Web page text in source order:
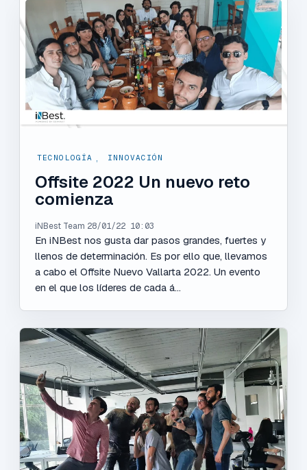
TECNOLOGÍA INNOVACIÓN
Offsite 2022 Un nuevo reto
comienza
iNBest Team 28/01/22 10:03
En iNBest nos gusta dar pasos grandes, fuertes y
llenos de determinación. Es por ello que, llevamos
a cabo el Offsite Nuevo Vallarta 2022. Un evento
en el que los líderes de cada á...